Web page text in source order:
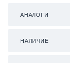
АНАЛОГИ
НАЛИЧИЕ